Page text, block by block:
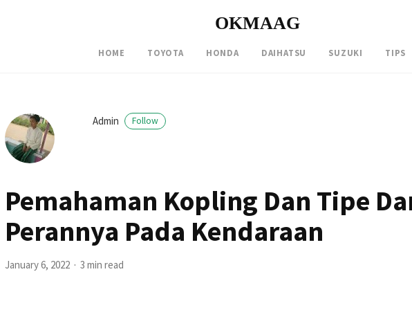
OKMAAG
HOME TOYOTA HONDA DAIHATSU SUZUKI TIPS
Admin Follow
Pemahaman Kopling Dan Tipe
Perannya Pada Kendaraan
January 6, 2022 3 min read